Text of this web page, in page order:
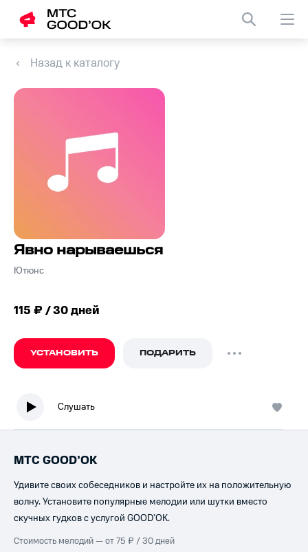
Назад к каталогу
Явно нарываешься
Ютюнс
115 ₽ / 30 дней
УСТАНОВИТЬ ПОДАРИТЬ
Слушать
МТС GOOD’OK
Удивите своих собеседников и настройте их на положительную
волну. Установите популярные мелодии или шутки вместо
скучных гудков с услугой GOOD’OK.
Стоимость мелодий — от 75 ₽ / 30 дней